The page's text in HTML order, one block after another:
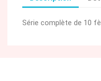
Série complète de 10